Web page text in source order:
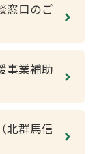
窓口のご
事業補助
北群馬信